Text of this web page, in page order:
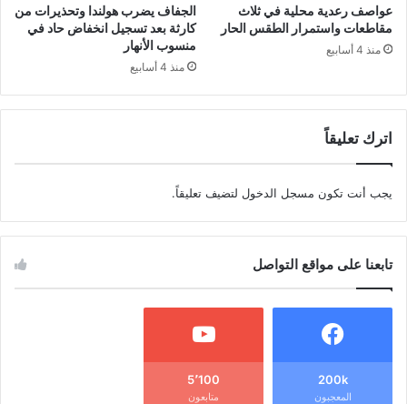
عواصف رعدية محلية في ثلاث
مقاطعات واستمرار الطقس الحار
منذ 4 أسابيع
الجفاف يضرب هولندا وتحذيرات من
كارثة بعد تسجيل انخفاض حاد في
منسوب الأنهار
منذ 4 أسابيع
اترك تعليقاً
يجب أنت تكون مسجل الدخول لتضيف تعليقاً.
تابعنا على مواقع التواصل
200k
المعجبون
5٬100
متابعون